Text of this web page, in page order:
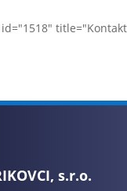
s.r.o.